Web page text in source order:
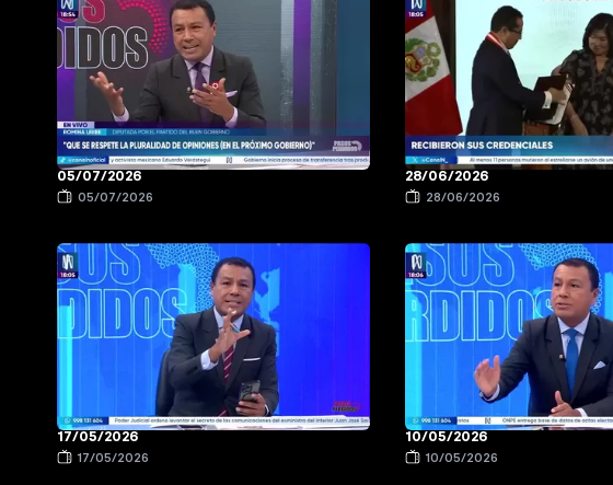
05/07/2026
05/07/2026
28/06/2026
28/06/2026
17/05/2026
17/05/2026
10/05/2026
10/05/2026